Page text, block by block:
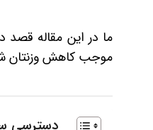
ما در این مقاله قصد
موجب کاهش وزنتان
دسترسی